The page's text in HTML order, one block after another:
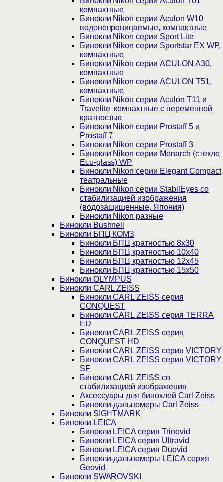
компактные
Бинокли Nikon серии Aculon W10
водонепроницаемые, компактные
Бинокли Nikon серии Sport Lite
Бинокли Nikon серии Sportstar EX WP,
компактные
Бинокли Nikon серии ACULON A30,
компактные
Бинокли Nikon серии ACULON Т51,
компактные
Бинокли Nikon серии Aculon T11 и
Travelite, компактные с переменной
кратностью
Бинокли Nikon серии Prostaff 5 и
Prostaff 7
Бинокли Nikon серии Prostaff 3
Бинокли Nikon серии Monarch (стекло
Eco-glass) WP
Бинокли Nikon серии Elegant Compact
театральные
Бинокли Nikon серии StabilEyes со
стабилизацией изображения
(водозащищенные, Япония)
Бинокли Nikon разные
Бинокли Bushnell
Бинокли БПЦ КОМЗ
Бинокли БПЦ кратностью 8х30
Бинокли БПЦ кратностью 10х40
Бинокли БПЦ кратностью 12х45
Бинокли БПЦ кратностью 15х50
Бинокли OLYMPUS
Бинокли CARL ZEISS
Бинокли CARL ZEISS серия
CONQUEST
Бинокли CARL ZEISS серия TERRA
ED
Бинокли CARL ZEISS серия
CONQUEST HD
Бинокли CARL ZEISS серия VICTORY
Бинокли CARL ZEISS серия VICTORY
SF
Бинокли CARL ZEISS со
стабилизацией изображения
Аксессуары для биноклей Carl Zeiss
Бинокли-дальномеры Carl Zeiss
Бинокли SIGHTMARK
Бинокли LEICA
Бинокли LEICA серия Trinovid
Бинокли LEICA серия Ultravid
Бинокли LEICA серия Duovid
Бинокли-дальномеры LEICA серия
Geovid
Бинокли SWAROVSKI